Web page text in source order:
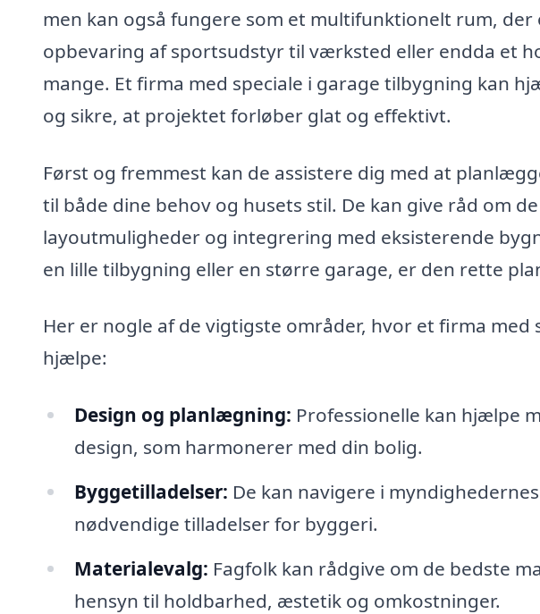
men kan også fungere som et multifunktionelt rum, der
opbevaring af sportsudstyr til værksted eller endda et
mange. Et firma med speciale i garage tilbygning kan
og sikre, at projektet forløber glat og effektivt.
Først og fremmest kan de assistere dig med at
til både dine behov og husets stil. De kan give råd om
layoutmuligheder og integrering med eksisterende
en lille tilbygning eller en større garage, er den rette
Her er nogle af de vigtigste områder, hvor et firma med
hjælpe:
Design og planlægning: Professionelle kan hjælpe
design, som harmonerer med din bolig.
Byggetilladelser: De kan navigere i
nødvendige tilladelser for byggeri.
Materialevalg: Fagfolk kan rådgive om de bedste
hensyn til holdbarhed, æstetik og omkostninger.